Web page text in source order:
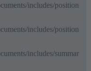
includes/position
includes/position
includes/summar